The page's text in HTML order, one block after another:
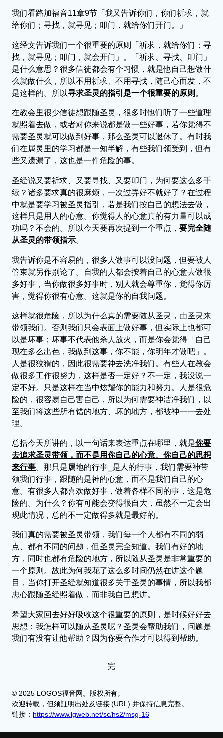
我们看路加福音11章9节「我又告诉你们，你们祈求，就
给你们；寻找，就寻见；叩门，就给你们开门。」
这经文告诉我们一个很重要的原则「祈求，就给你们；寻
找，就寻见；叩门，就会开门」。「祈求、寻找、叩门」
是什么意思？很多信徒都会有个习惯，就是他自己想做什
么就做什么，所以不用祈求、不用寻找，随己心而发，不
是这样的。所以寻求圣灵的指引是一个很重要的原则 。
在教会里很少信徒想跟随圣灵，很多时他们听了一些道理
就照着去做，或者对你来说都是做一些好事，若你觉得不
需要圣灵就可以做到好事，那么圣灵可以退休了。有时我
们在属灵里的学习都是一知半解，有些我们领受到，但有
些又遗漏了，这也是一件危险的事。
圣经说又要祈求、又要寻找、又要叩门，为何要这么多手
续？诸多要求真的很麻烦，一次过弄好不就好了？在过程
中就是要学习被圣灵指引，若是我们按自己的想法去做，
这样只是用人的心意。你觉得人的心意真的有力量可以成
功吗？不会的。所以今天要再次提到一个重点， 要完全随
从圣灵的带领指示。
我告诉你是不容易的，很多人做事可以没问题，但要被人
管束就另作别论了。自我的人都会按着自己的心意去做很
多好事，当你做很多好事时，别人就会尊重你，觉得你厉
害，觉得你很有心意。这就是你的自我问题。
这样就很危险，所以为什么真的需要随从圣灵，由圣灵来
带领我们。否则我们只会表面上做好事，但实际上也都可
以是坏事；坏事不代表他杀人放火，而是你会觉得「自己
现在多么出色，我做到这事，你不能，你明年才做吧」。
人是很狡猾的，因此很需要神去洗净我们。有些人在教会
做很多工作很努力，这样是否一定好？不一定，我没说一
定不好。只是这样在当中炫耀你的能力和努力。人是很危
险的，很容易自己害自己，所以为何需要神洁净我们，以
至我们将这些所有错的地方、坏的地方，都被神一一去处
理。
总括今天所讲的，以一句话来表达重点在哪里，就是你要
去追求圣灵带领，而不是用你自己的心意、你自己的思想
来行事。那只是属地的行事⎯是人的行事，我们需要神带
领我们行事，跟随的是神的心意，而不是我们自己的心
意。有很多人都喜欢做好事，做着各样不同的事，这是危
险的。为什么？你有可能会变得很自大，虽然不一定会出
现此情况，总的不一定做得多就是最好的。
我们真的需要被圣灵带领，我们每一个人都有不同的弱
点、都有不同的问题，但圣灵完全知道。我们有好的地
方，同时也都有危险的地方，所以随从圣灵是非常重要的
一个原则。故此为何我花了这么多时间仍然在讲这个题
目，当你打开圣经就知道很多关于圣灵的事情，所以我都
忠心跟随圣经照着做，而非我自己想讲。
希望大家回去好好吸收这个很重要的原则，是时候好好去
思想：我怎样可以随从圣灵呢？圣灵会帮助我们，问题是
我们有没有让他帮助？因为你要合作才可以得到帮助。
完
© 2025 LOGOS福音网。版权所有。
欢迎转载，但须註明出处及链接 (URL) 并保持信息完整。
链接： https://www.lgweb.net/sc/hs2/msg-16